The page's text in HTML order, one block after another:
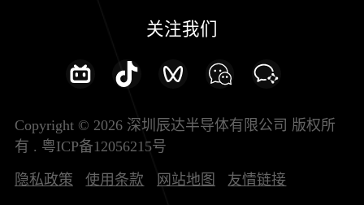
关注我们
Copyright © 2026 深圳辰达半导体有限公司 版权所
有 . 粤ICP备12056215号
隐私政策 使用条款 网站地图 友情链接